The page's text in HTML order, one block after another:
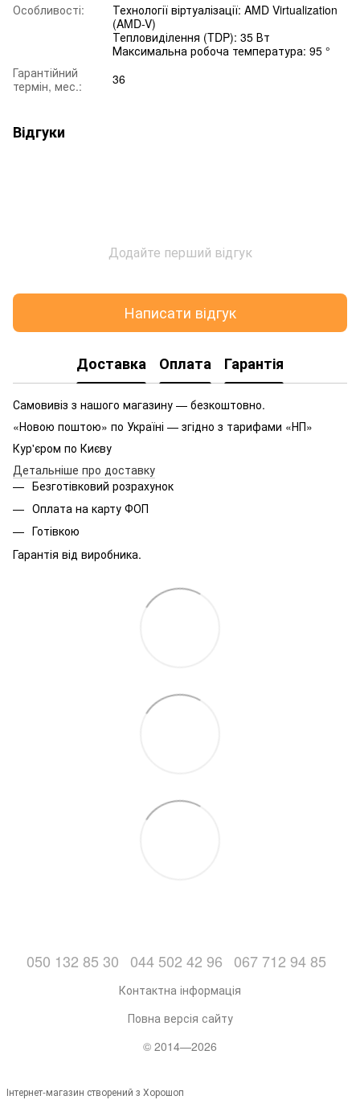
Особливості:
Технології віртуалізації: AMD Virtualization
(AMD-V)
Тепловиділення (TDP): 35 Вт
Максимальна робоча температура: 95 °
Гарантійний
термін, мес.:
36
Відгуки
Додайте перший відгук
Написати відгук
Доставка Оплата Гарантія
Самовивіз з нашого магазину — безкоштовно.
«Новою поштою» по Україні — згідно з тарифами «НП»
Кур'єром по Києву
Детальніше про доставку
Безготівковий розрахунок
Оплата на карту ФОП
Готівкою
Гарантія від виробника.
050 132 85 30 044 502 42 96 067 712 94 85
Контактна інформація
Повна версія сайту
© 2014—2026
Інтернет-магазин створений з Хорошоп